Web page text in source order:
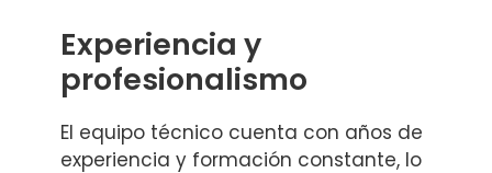
Experiencia y
profesionalismo
El equipo técnico cuenta con años de
experiencia y formación constante, lo